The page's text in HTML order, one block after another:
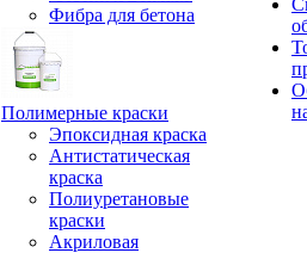
Фибра для бетона
Полимерные краски
Эпоксидная краска
Антистатическая
краска
Полиуретановые
краски
Акриловая